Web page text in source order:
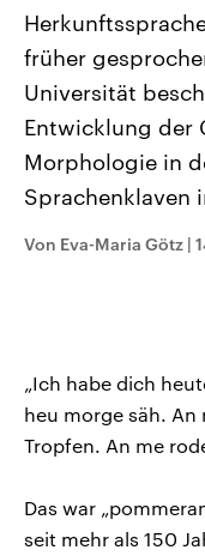
Landtagswahl
Alle Informationen
Sachsen-Anhalt wählt
September 2026
Landtag. Seit 2021
Bundesland von
CDU, SPD und FDP
Umfragen, Prognosen,
Wahlprogramme,
und Hintergründe zu
und Kandidaten der
Wahl.
Sendungen
früher
Universität
Entwicklung der
Morphologie in
Sprachenklaven
Von Eva-Maria Götz |
„Ich habe dich
heu morge säh. An
Tropfen. An me
Das war
seit mehr als 150